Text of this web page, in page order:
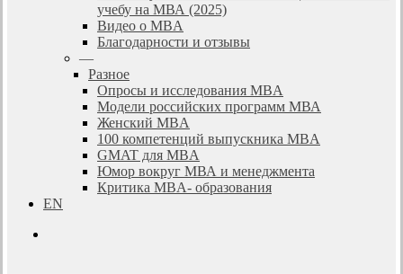
учебу на МВА (2025)
Видео о MBA
Благодарности и отзывы
—
Разное
Опросы и исследования MBA
Модели российских программ МВА
Женский MBA
100 компетенций выпускника MBA
GMAT для MBA
Юмор вокруг МВА и менеджмента
Критика MBA- образования
EN